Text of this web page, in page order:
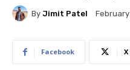
By Jimit Patel February
Facebook X